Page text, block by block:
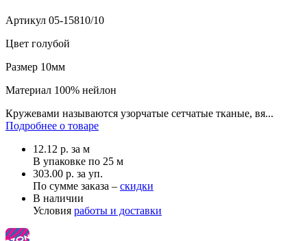
Артикул 05-15810/10
Цвет голубой
Размер 10мм
Материал 100% нейлон
Кружевами называются узорчатые сетчатые тканые, вя...
Подробнее о товаре
12.12 р. за м
В упаковке по 25 м
303.00 р. за уп.
По сумме заказа – скидки
В наличии
Условия работы и доставки